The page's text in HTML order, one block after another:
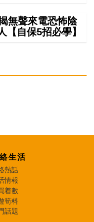
無聲來電恐怖陰
自保5招必學】
生活
熱話
情報
着數
筍料
話題